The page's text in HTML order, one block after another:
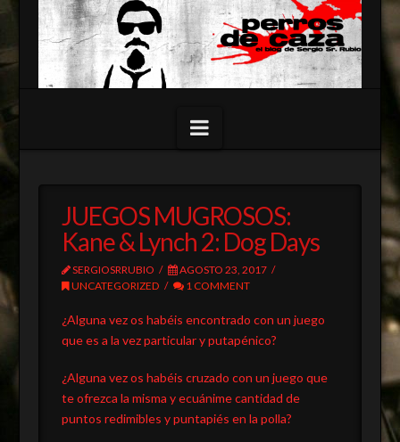
Navigation
JUEGOS MUGROSOS:
Kane & Lynch 2: Dog Days
SERGIOSRRUBIO
AGOSTO 23, 2017
UNCATEGORIZED
1 COMMENT
¿Alguna vez os habéis encontrado con un juego
que es a la vez particular y putapénico?
¿Alguna vez os habéis cruzado con un juego que
te ofrezca la misma y ecuánime cantidad de
puntos redimibles y puntapiés en la polla?